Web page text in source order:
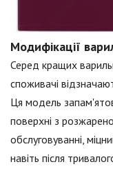
Модифікації
Серед кращих
споживачі
Ця модель
поверхні з
обслуговуванні,
навіть після